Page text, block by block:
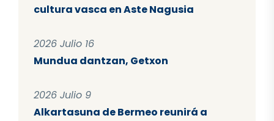
cultura vasca en Aste Nagusia
2026 Julio 16
Mundua dantzan, Getxon
2026 Julio 9
Alkartasuna de Bermeo reunirá a